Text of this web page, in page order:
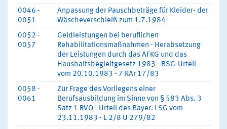
0046 -
0051
Anpassung der Pauschbeträge für Kleider- der
Wäscheverschleiß zum 1.7.1984
0052 -
0057
Geldleistungen bei beruflichen
Rehabilitationsmaßnahmen - Herabsetzung
der Leistungen durch das AFKG und das
Haushaltsbegleitgesetz 1983 - BSG-Urteil
vom 20.10.1983 - 7 RAr 17/83
0058 -
0061
Zur Frage des Vorliegens einer
Berufsausbildung im Sinne von § 583 Abs. 3
Satz 1 RVO - Urteil des Bayer. LSG vom
23.11.1983 - L 2/8 U 279/82